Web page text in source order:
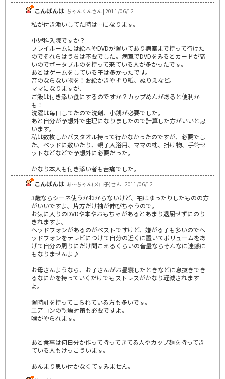
こんばんは ちゃんくんさん | 2011/06/12
私が付き添いしてた時は…になります。
小児科入院ですか？
プレイルームには絵本やDVDが置いてあり病室まで持って行けた
のでそれらはうちは不要でした。病室でDVDをみるとカードが高
いのでポータブルのを持って来ている人が多かったです。
あとはゲームをしている子は多かったです。
音のならない物を！お絵かきや折り紙、ぬりえなど。
ママになりますが、
ご飯は付き添い食にするのですか？カップめんがあると便利か
も！
洗濯は毎日してたので洗剤、小銭が必要でした。
あと自分が予想外で生理になりましたので計算した方がいいと思
います。
私は数枚しかバスタオル持って行かなかったのですが、必要でし
た。ベッドに敷いたり、親子入浴用、ママの枕、掛け物、手術セ
ットなどなどで予想外に必要だった。
かなり本人も付き添い者も苦痛でした。
こんばんは あ～ちゃん(メロ子)さん | 2011/06/12
3歳ならシーネ使うかわからないけど、袖はゆったりしたものの方
がいいですよ。片方だけ袖が伸びちゃうので。
お気に入りのDVDや本やおもちゃがあるとあまり退屈せずにのり
きれますよ。
ヘッドフォンがあるのがベストですけど、嫌がる子も多いのでヘ
ッドフォンをテレビにつけて自分の近くに置いてボリュームをあ
げて自分の周りにだけ聞こえるくらいの音量ならそんなに迷惑に
もなりませんよ♪
お母さんようなら、お子さんがお昼寝したときなどに息抜きでき
るなにかを持っていくだけでもストレスがかなり軽減されます
よ。
置時計を持ってこられている方も多いです。
エアコンの乾燥対策も必要ですよ。
喉がやられます。
あと食事は何日分か作って持ってきてる人やカップ麺を持ってき
ている人もけっこういます。
あんまり思い付かなくてすみません。